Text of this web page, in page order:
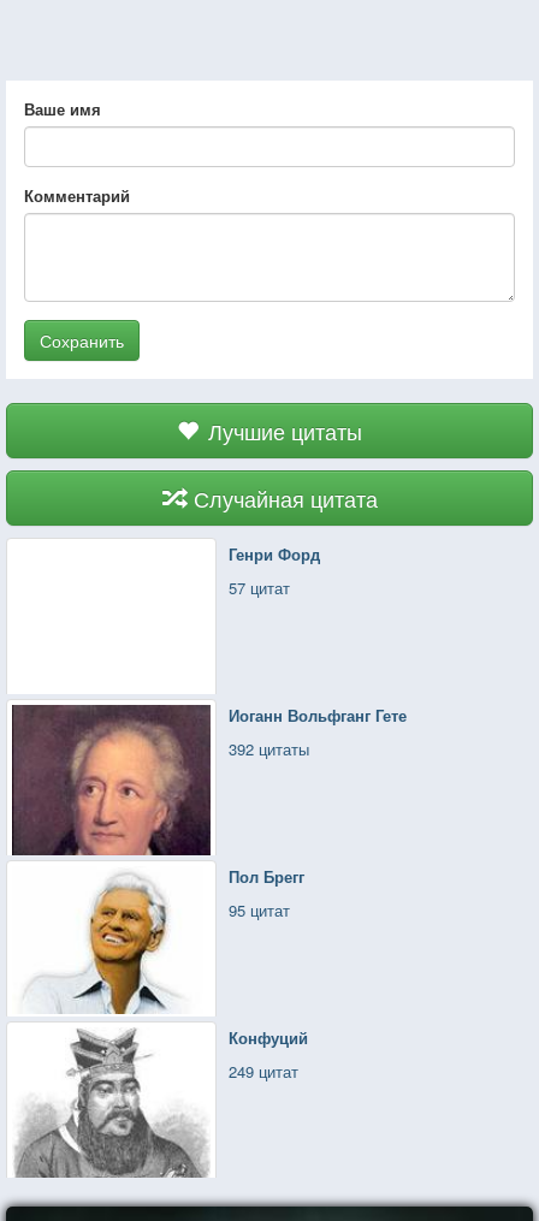
Ваше имя
Комментарий
Сохранить
Лучшие цитаты
Случайная цитата
Генри Форд
57 цитат
Иоганн Вольфганг Гете
392 цитаты
Пол Брегг
95 цитат
Конфуций
249 цитат